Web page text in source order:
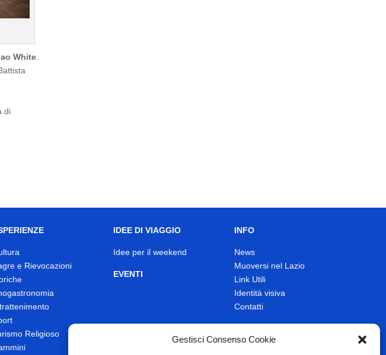
Gestisci Consenso Cookie
White
di
e Rievocazioni
Religioso
IDEE DI VIAGGIO
Idee per il weekend
EVENTI
INFO
News
Muoversi nel Lazio
Link Utili
Identità visiva
Contatti